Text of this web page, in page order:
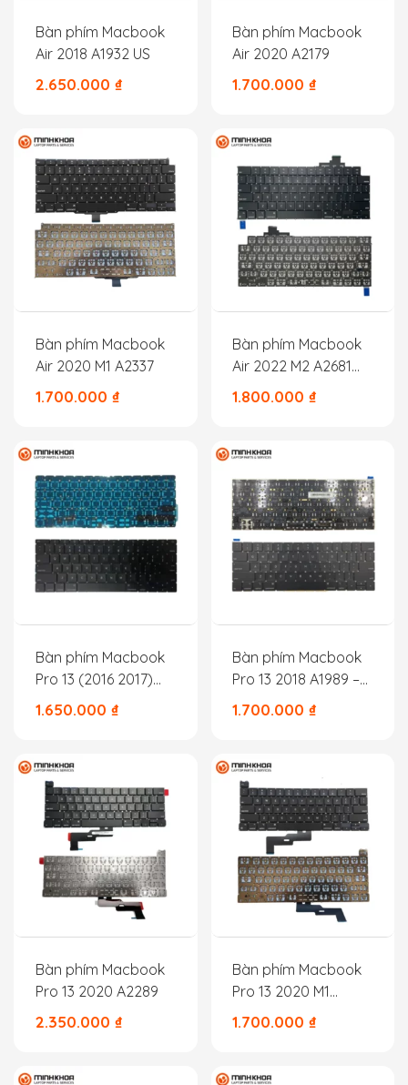
Bàn phím Macbook
Air 2018 A1932 US
2.650.000 ₫
Bàn phím Macbook
Air 2020 A2179
1.700.000 ₫
Bàn phím Macbook
Air 2020 M1 A2337
1.700.000 ₫
Bàn phím Macbook
Air 2022 M2 A2681
CN
1.800.000 ₫
Bàn phím Macbook
Pro 13 (2016 2017)
Không TouchBar
1.650.000 ₫
Bàn phím Macbook
Pro 13 2018 A1989 –
Pro 15 2018 A1990 US
1.700.000 ₫
Bàn phím Macbook
Pro 13 2020 A2289
2.350.000 ₫
Bàn phím Macbook
Pro 13 2020 M1
A2338
1.700.000 ₫